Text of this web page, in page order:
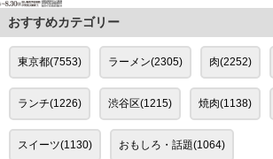
おすすめカテゴリー
東京都(7553) ラーメン(2305) 肉(2252)
ランチ(1226) 渋谷区(1215) 焼肉(1138)
スイーツ(1130) おもしろ・話題(1064)